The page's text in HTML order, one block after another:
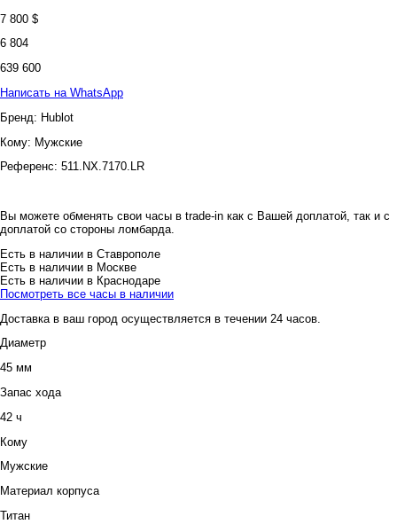
7 800 $
6 804
639 600
Написать на WhatsApp
Бренд: Hublot
Кому: Мужские
Референс: 511.NX.7170.LR
Вы можете обменять свои часы в trade-in как с Вашей доплатой, так и с
доплатой со стороны ломбарда.
Есть в наличии в Ставрополе
Есть в наличии в Москве
Есть в наличии в Краснодаре
Посмотреть все часы в наличии
Доставка в ваш город осуществляется в течении 24 часов.
Диаметр
45 мм
Запас хода
42 ч
Кому
Мужские
Материал корпуса
Титан